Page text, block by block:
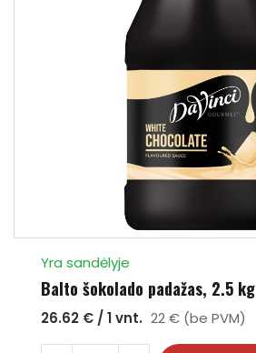
Yra sandėlyje
Balto šokolado padažas, 2.5 kg
26.62 € / 1 vnt. 22 € (be PVM)